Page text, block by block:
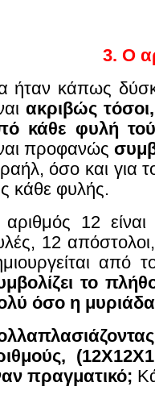
3. O
ήταν κάπως
ακριβώς τόσοι,
κάθε φυλή
προφανώς
όσο και για
κάθε φυλής.
12
12
το
όσο η
πραγματικό;